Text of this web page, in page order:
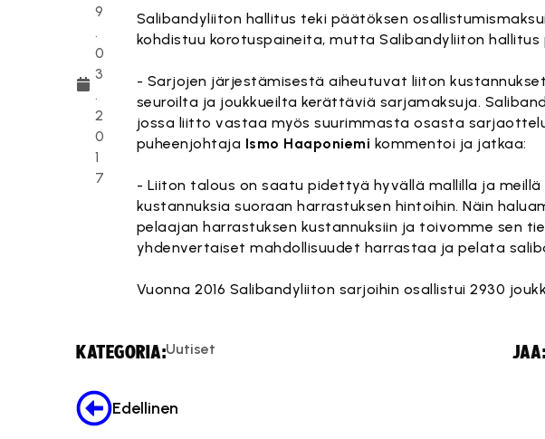
9
.
0
3
.
2
0
1
7
Salibandyliiton hallitus teki päätöksen
kohdistuu korotuspaineita, mutta Salibandyliiton
- Sarjojen järjestämisestä aiheutuvat liiton
seuroilta ja joukkueilta kerättäviä sarjamaksuja.
jossa liitto vastaa myös suurimmasta osasta
puheenjohtaja Ismo Haaponiemi kommentoi ja jatkaa:
- Liiton talous on saatu pidettyä hyvällä mallilla ja
kustannuksia suoraan harrastuksen hintoihin. Näin
pelaajan harrastuksen kustannuksiin ja toivomme sen
yhdenvertaiset mahdollisuudet harrastaa ja pelata
Vuonna 2016 Salibandyliiton sarjoihin osallistui 2930
KATEGORIA:Uutiset JAA:
Edellinen